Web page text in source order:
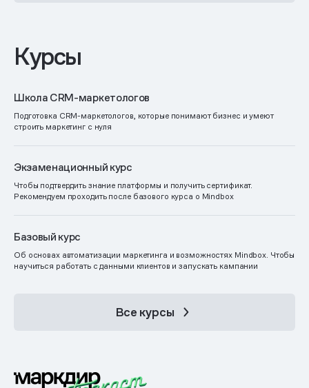
Курсы
Школа CRM-маркетологов
Подготовка CRM-маркетологов, которые понимают бизнес и умеют
строить маркетинг с нуля
Экзаменационный курс
Чтобы подтвердить знание платформы и получить сертификат.
Рекомендуем проходить после базового курса о Mindbox
Базовый курс
Об основах автоматизации маркетинга и возможностях Mindbox. Чтобы
научиться работать с данными клиентов и запускать кампании
Все курсы